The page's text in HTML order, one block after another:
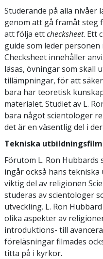
Studerande på alla nivåer
genom att gå framåt steg
att följa ettchecksheet. Ett
guide som leder
Checksheet innehåller
läsas, övningar som skall
tillämpningar, för att
bara har teoretisk
materialet. Studiet av L.
bara något scientologer
det är en väsentlig del i
Tekniska
Förutom L. Ron
ingår också hans
viktig del av religionen
studeras av scientologer
utveckling. L. Ron
olika aspekter av
introduktions- till
föreläsningar filmades
titta på i kyrkor.